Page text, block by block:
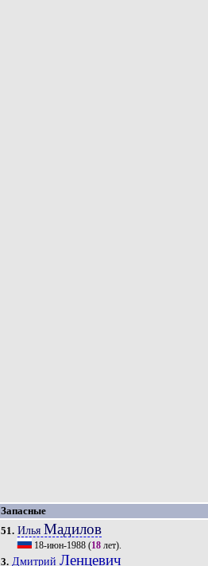
Запасные
51. Илья Мадилов
18-июн-1988(18лет).
3. Дмитрий Ленцевич